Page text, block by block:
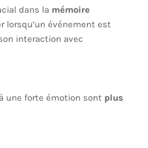
dans la mémoire
lorsqu’un événement est
interaction avec
une forte émotion sont plus